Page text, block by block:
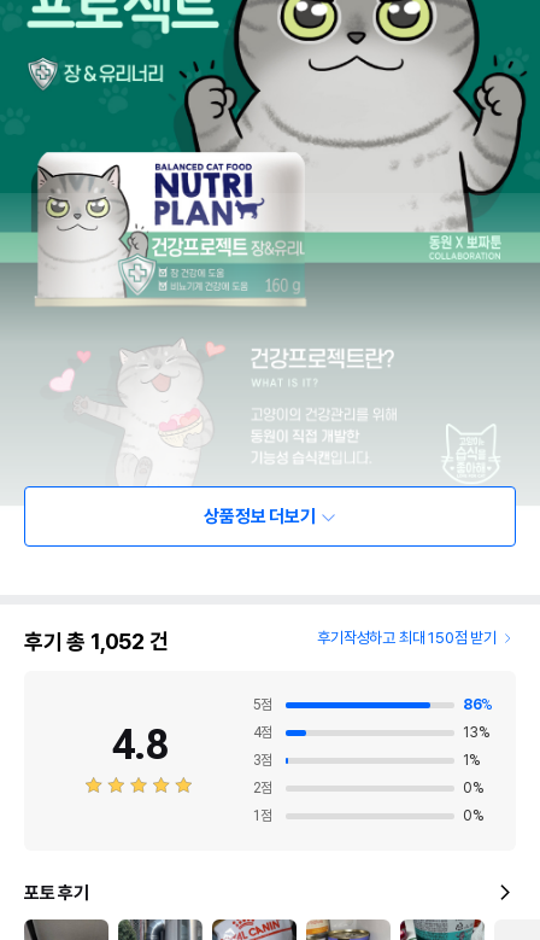
상품정보 더보기
후기 총 1,052 건 후기작성하고 최대 150점 받기
4.8
5점 86%
4점 13%
3점 1 %
2점 0%
1 점 0%
포토 후기